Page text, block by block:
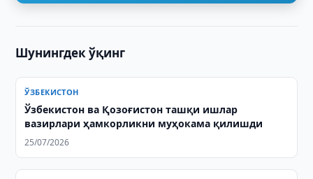
Шунингдек ўқинг
ЎЗБЕКИСТОН
Ўзбекистон ва Қозоғистон ташқи ишлар
вазирлари ҳамкорликни муҳокама қилишди
25/07/2026